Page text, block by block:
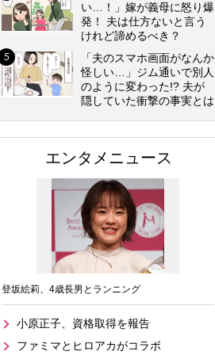
い…！」嫁が義母に怒り爆
発！ 夫は仕方ないと言う
けれど諦めるべき？
「夫のスマホ画面がなんか
怪しい…」ジム通いで別人
のように変わった!? 夫が
隠していた衝撃の事実とは
エンタメニュース
登坂絵莉、4歳長男とランニング
小原正子、資格取得を報告
ファミマとヒロアカがコラボ